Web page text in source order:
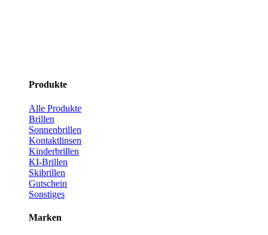
Produkte
Alle Produkte
Brillen
Sonnenbrillen
Kontaktlinsen
Kinderbrillen
KI-Brillen
Skibrillen
Gutschein
Sonstiges
Marken